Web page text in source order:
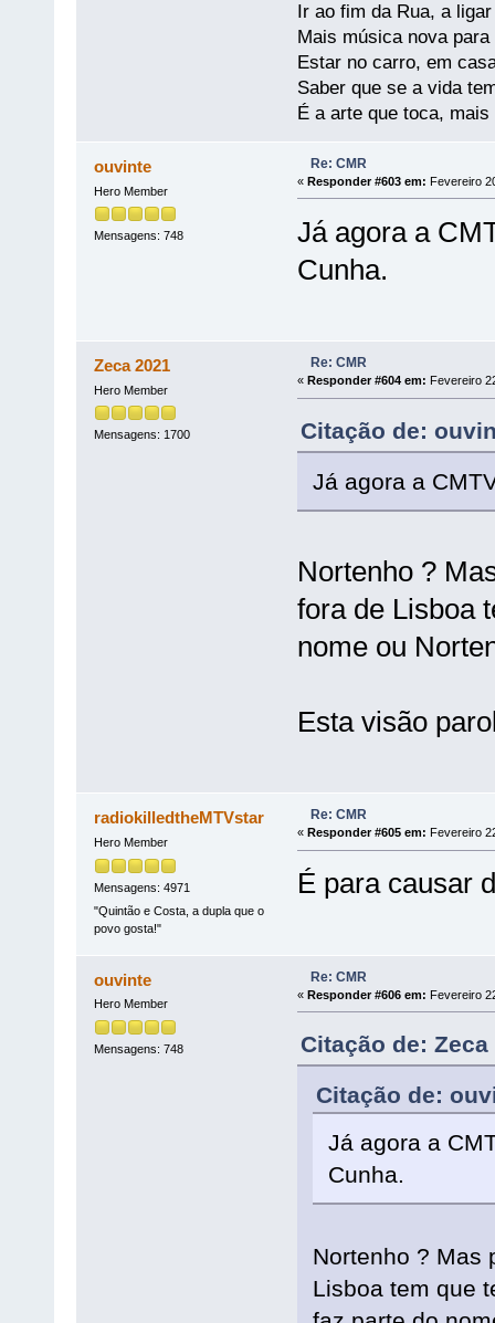
Ir ao fim da Rua, a
Mais música nova
Estar no carro, em
Saber que se a vida
É a arte que toca,
ouvinte
Hero Member
Mensagens: 748
Re: CMR
« Responder #603 em: Fevereiro
Já agora a
Cunha.
Zeca 2021
Hero Member
Mensagens: 1700
Re: CMR
« Responder #604 em: Fevereiro
Citação de:
Já agora a
Nortenho ?
fora de Lisboa
nome ou
Esta visão
radiokilledtheMTVstar
Hero Member
Mensagens: 4971
"Quintão e Costa, a dupla que o
povo gosta!"
Re: CMR
« Responder #605 em: Fevereiro
É para causar
ouvinte
Hero Member
Mensagens: 748
Re: CMR
« Responder #606 em: Fevereiro
Citação de: Zeca
Citação de:
Já agora a
Cunha.
Nortenho ? Mas
Lisboa tem que